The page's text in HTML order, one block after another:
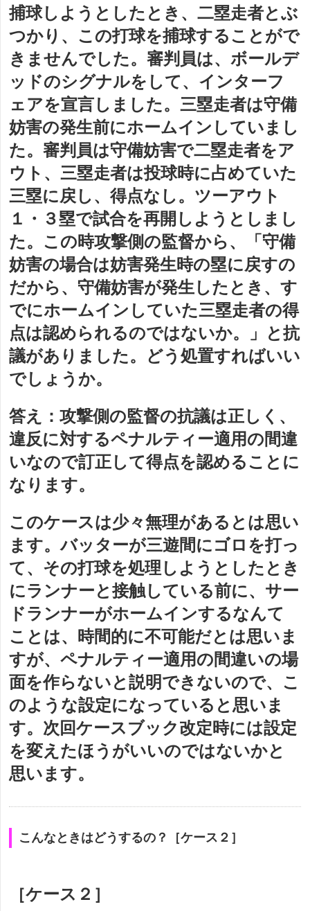
捕球しようとしたとき、二塁走者とぶ
つかり、この打球を捕球することがで
きませんでした。審判員は、ボールデ
ッドのシグナルをして、インターフ
ェアを宣言しました。三塁走者は守備
妨害の発生前にホームインしていまし
た。審判員は守備妨害で二塁走者をア
ウト、三塁走者は投球時に占めていた
三塁に戻し、得点なし。ツーアウト
１・３塁で試合を再開しようとしまし
た。この時攻撃側の監督から、「守備
妨害の場合は妨害発生時の塁に戻すの
だから、守備妨害が発生したとき、す
でにホームインしていた三塁走者の得
点は認められるのではないか。」と抗
議がありました。どう処置すればいい
でしょうか。
答え： 攻撃側の監督の抗議は正しく、
違反に対するペナルティー適用の間違
いなので訂正して得点を認めることに
なります。
このケースは少々無理があるとは思い
ます。バッターが三遊間にゴロを打っ
て、その打球を処理しようとしたとき
にランナーと接触している前に、サー
ドランナーがホームインするなんて
ことは、時間的に不可能だとは思いま
すが、ペナルティー適用の間違いの場
面を作らないと説明できないので、こ
のような設定になっていると思いま
す。次回ケースブック改定時には設定
を変えたほうがいいのではないかと
思います。
こんなときはどうするの？［ケース２］
［ケース２］